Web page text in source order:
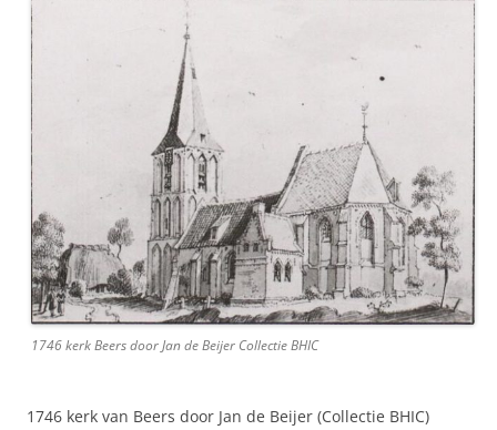
1746 kerk Beers door Jan de Beijer Collectie BHIC
1746 kerk van Beers door Jan de Beijer (Collectie BHIC)